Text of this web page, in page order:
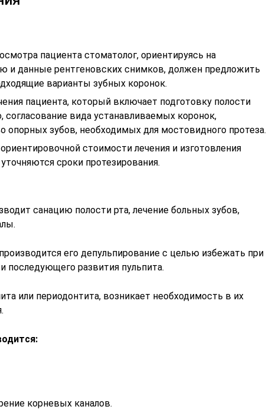
пациента стоматолог, ориентируясь на
и данные рентгеновских снимков, должен предложить
варианты зубных коронок.
пациента, который включает подготовку полости
согласование вида устанавливаемых коронок,
опорных зубов, необходимых для мостовидного протеза.
стоимости лечения и изготовления
сроки протезирования.
санацию полости рта, лечение больных зубов,
его депульпирование с целью избежать при
последующего развития пульпита.
или периодонтита, возникает необходимость в их
корневых каналов.